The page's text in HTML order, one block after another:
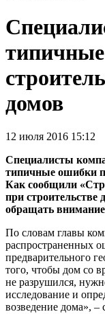
домов
12 июля 2016 15:12
Специалисты
типичные ошибки
Как сообщили
при строительстве
обращать
По словам главы
распространенных
предварительного
того, чтобы дом со
не разрушился,
исследование и
возведение дома», –